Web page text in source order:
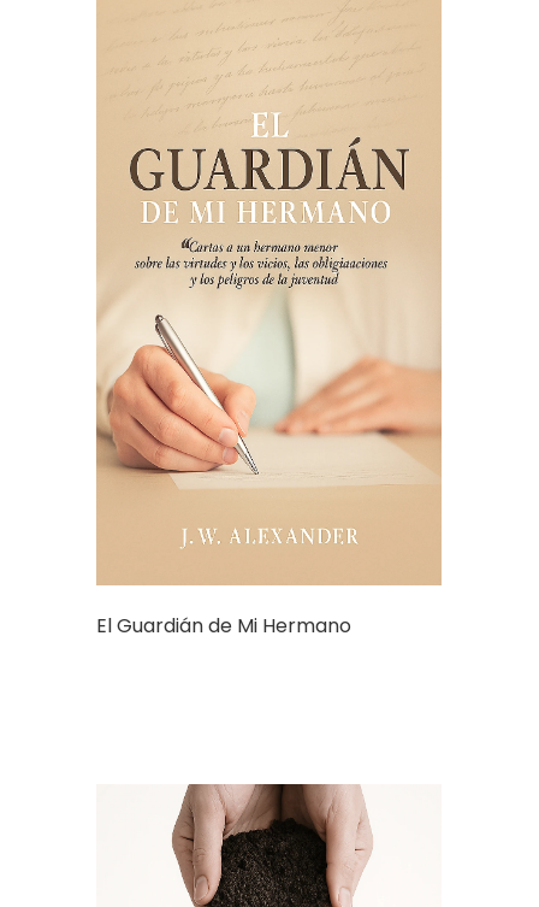
El Guardián de Mi Hermano